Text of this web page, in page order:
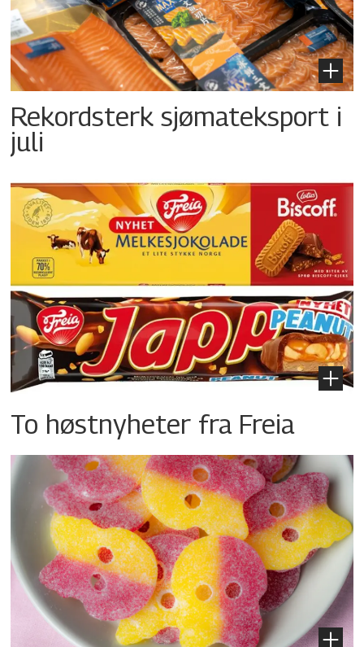
Rekordsterk sjømateksport i
juli
To høstnyheter fra Freia